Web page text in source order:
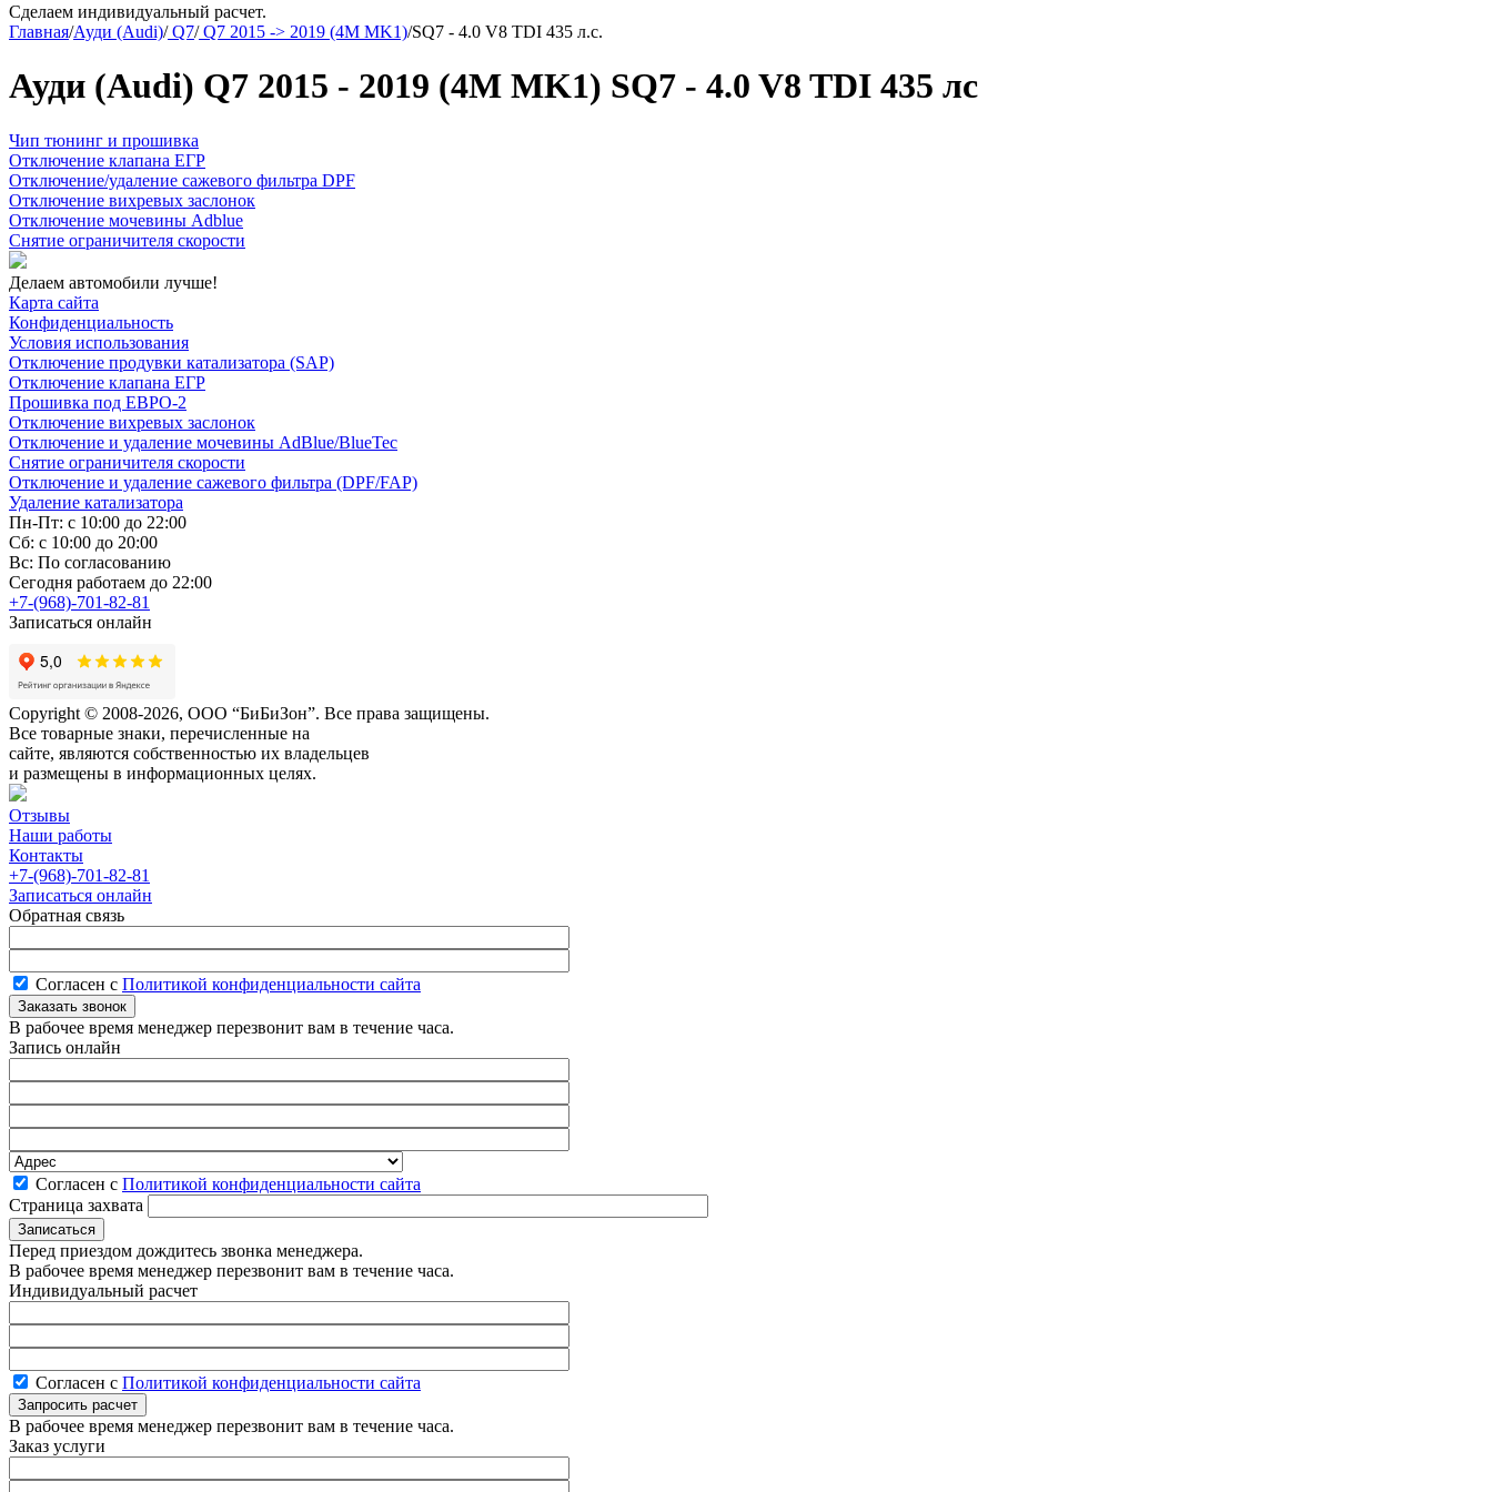
Сделаем индивидуальный расчет.
Главная/Ауди (Audi)/Q7/Q7 2015 -> 2019 (4M MK1)/SQ7 - 4.0 V8 TDI 435 л.с.
Ауди (Audi) Q7 2015 - 2019 (4M MK1) SQ7 - 4.0 V8 TDI 435 лс
Чип тюнинг и прошивка
Отключение клапана ЕГР
Отключение/удаление сажевого фильтра DPF
Отключение вихревых заслонок
Отключение мочевины Adblue
Снятие ограничителя скорости
Делаем автомобили лучше!
Карта сайта
Конфиденциальность
Условия использования
Отключение продувки катализатора (SAP)
Отключение клапана ЕГР
Прошивка под ЕВРО-2
Отключение вихревых заслонок
Отключение и удаление мочевины AdBlue/BlueTec
Снятие ограничителя скорости
Отключение и удаление сажевого фильтра (DPF/FAP)
Удаление катализатора
Пн-Пт: с 10:00 до 22:00
Сб: с 10:00 до 20:00
Вс: По согласованию
Сегодня работаем до 22:00
+7-(968)-701-82-81
Записаться онлайн
Copyright © 2008-2026, ООО “БиБиЗон”. Все права защищены.
Все товарные знаки, перечисленные на
сайте, являются собственностью их владельцев
и размещены в информационных целях.
Отзывы
Наши работы
Контакты
+7-(968)-701-82-81
Записаться онлайн
Обратная связь
Согласен с Политикой конфиденциальности сайта
В рабочее время менеджер перезвонит вам в течение часа.
Запись онлайн
Согласен с Политикой конфиденциальности сайта
Страница захвата
Перед приездом дождитесь звонка менеджера.
В рабочее время менеджер перезвонит вам в течение часа.
Индивидуальный расчет
Согласен с Политикой конфиденциальности сайта
В рабочее время менеджер перезвонит вам в течение часа.
Заказ услуги